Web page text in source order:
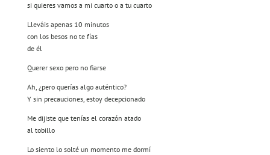
si quieres vamos a mi cuarto o a tu cuarto
Lleváis apenas 10 minutos
con los besos no te fías
de él
Querer sexo pero no fiarse
Ah, ¿pero querías algo auténtico?
Y sin precauciones, estoy decepcionado
Me dijiste que tenías el corazón atado
al tobillo
Lo siento lo solté un momento me dormí